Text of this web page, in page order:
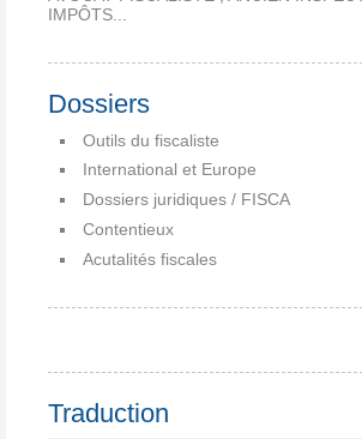
IMPÔTS...
Dossiers
Outils du fiscaliste
International et Europe
Dossiers juridiques / FISCA
Contentieux
Acutalités fiscales
Traduction